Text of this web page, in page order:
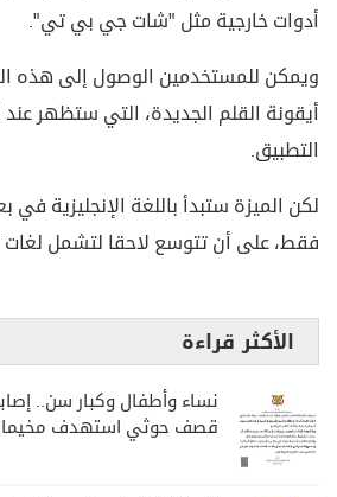
أدوات خارجية مثل "شات جي بي تي".
ويمكن للمستخدمين الوصول إلى هذه
أيقونة القلم الجديدة، التي ستظهر
التطبيق.
لكن الميزة ستبدأ باللغة الإنجليزية في
فقط، على أن تتوسع لاحقا لتشمل لغات
الأكثر قراءة
نساء وأطفال وكبار سن..
قصف حوثي استهدف مخيمات